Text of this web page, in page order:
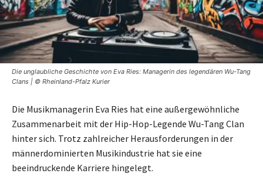
Die unglaubliche Geschichte von Eva Ries: Managerin des legendären Wu-Tang
Clans | © Rheinland-Pfalz Kurier
Die Musikmanagerin Eva Ries hat eine außergewöhnliche
Zusammenarbeit mit der Hip-Hop-Legende Wu-Tang Clan
hinter sich. Trotz zahlreicher Herausforderungen in der
männerdominierten Musikindustrie hat sie eine
beeindruckende Karriere hingelegt.